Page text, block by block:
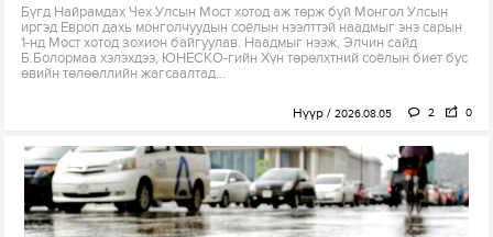
Бүгд Найрамдах Чех Улсын Мост хотод аж төрж буй Монгол Улсын
иргэд Европ дахь монголчуудын соёлын нээлттэй наадмыг энэ сарын
1-нд Мост хотод зохион байгуулав. Наадмыг нээж, Элчин сайд
Б.Болормаа хэлэхдээ, ЮНЕСКО-гийн Хүн төрөлхтний соёлын биет бус
өвийн төлөөллийн жагсаалтад...
Нүүр 2026.08.05 2 0